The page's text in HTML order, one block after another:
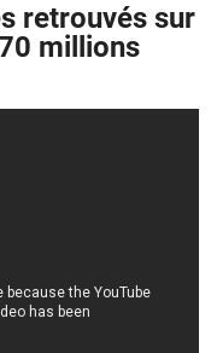
retrouvés sur
millions